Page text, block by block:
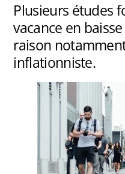
Plusieurs études
vacance en
raison
inflationniste.